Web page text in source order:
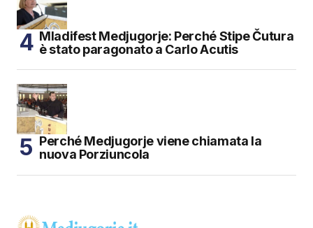
Mladifest Medjugorje: Perché Stipe Čutura
è stato paragonato a Carlo Acutis
Perché Medjugorje viene chiamata la
nuova Porziuncola